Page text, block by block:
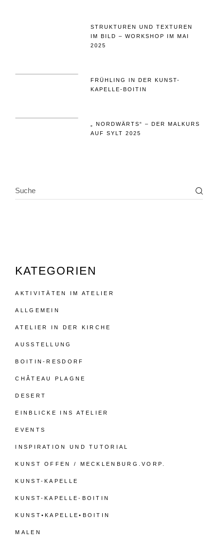
STRUKTUREN UND TEXTUREN
IM BILD – WORKSHOP IM MAI
2025
FRÜHLING IN DER KUNST-
KAPELLE-BOITIN
„ NORDWÄRTS“ – DER MALKURS
AUF SYLT 2025
KATEGORIEN
AKTIVITÄTEN IM ATELIER
ALLGEMEIN
ATELIER IN DER KIRCHE
AUSSTELLUNG
BOITIN-RESDORF
CHÂTEAU PLAGNE
DESERT
EINBLICKE INS ATELIER
EVENTS
INSPIRATION UND TUTORIAL
KUNST OFFEN / MECKLENBURG.VORP.
KUNST-KAPELLE
KUNST-KAPELLE-BOITIN
KUNST•KAPELLE•BOITIN
MALEN